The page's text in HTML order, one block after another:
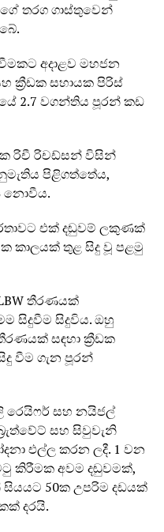
තරග ගාස්තුවෙන්
අදාළව මහජන
ක්‍රීඩක සහායක පිරිස්
2.7 වගන්තිය පූරන් කඩ
රිචී රිචඩ්සන් විසින්
පිළිගත්තේය,
නොවීය.
එක් දඬුවම් ලකුණක්
කාලයක් තුළ සිදු වූ පළමු
තීරණයක්
සිදුවීම සිදුවිය. ඔහු
සඳහා ක්‍රීඩක
වීම ගැන පූරන්
සහ නයිජල්
සහ සිවුවැනි
එල්ල කරන ලදී. 1 වන
කිරීමක අවම දඬුවමක්,
50ක උපරිම දඩයක්
දරයි.